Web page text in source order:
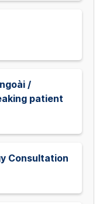
/
patient
Consultation